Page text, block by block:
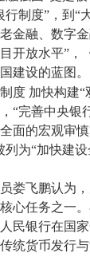
行制度”，到“
金融、数字
开放水平”，
建设的蓝图。
度 加快构建“
，“完善中央
面的宏观审
列为“加快建
娄飞鹏认为
心任务之一
民银行在国
统货币发行